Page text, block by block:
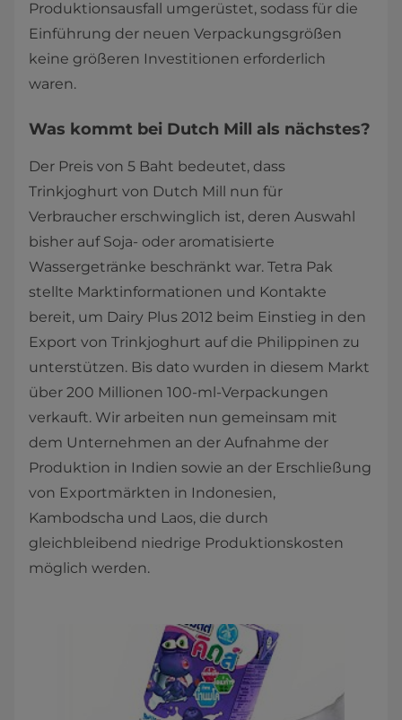
Produktionsausfall umgerüstet, sodass für die
Einführung der neuen Verpackungsgrößen
keine größeren Investitionen erforderlich
waren.
Was kommt bei Dutch Mill als nächstes?
Der Preis von 5 Baht bedeutet, dass
Trinkjoghurt von Dutch Mill nun für
Verbraucher erschwinglich ist, deren Auswahl
bisher auf Soja- oder aromatisierte
Wassergetränke beschränkt war. Tetra Pak
stellte Marktinformationen und Kontakte
bereit, um Dairy Plus 2012 beim Einstieg in den
Export von Trinkjoghurt auf die Philippinen zu
unterstützen. Bis dato wurden in diesem Markt
über 200 Millionen 100-ml-Verpackungen
verkauft. Wir arbeiten nun gemeinsam mit
dem Unternehmen an der Aufnahme der
Produktion in Indien sowie an der Erschließung
von Exportmärkten in Indonesien,
Kambodscha und Laos, die durch
gleichbleibend niedrige Produktionskosten
möglich werden.